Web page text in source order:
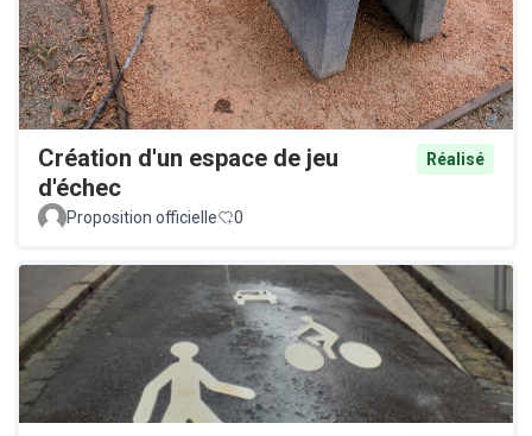
Création d'un espace de jeu
d'échec
Réalisé
Proposition officielle 0